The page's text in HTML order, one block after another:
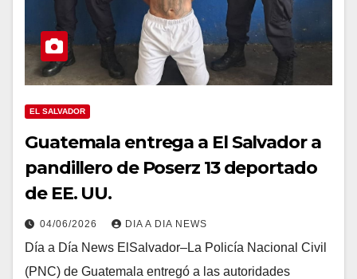
EL SALVADOR
Guatemala entrega a El Salvador a
pandillero de Poserz 13 deportado
de EE. UU.
04/06/2026 DIA A DIA NEWS
Día a Día News ElSalvador–La Policía Nacional Civil
(PNC) de Guatemala entregó a las autoridades